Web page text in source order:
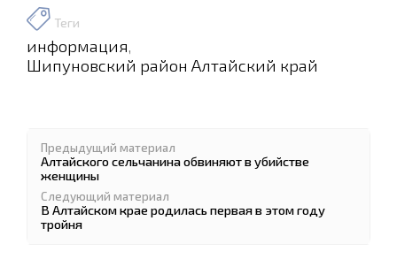
Теги
информация,
Шипуновский район Алтайский край
Предыдущий материал
Алтайского сельчанина обвиняют в убийстве
женщины
Следующий материал
В Алтайском крае родилась первая в этом году
тройня